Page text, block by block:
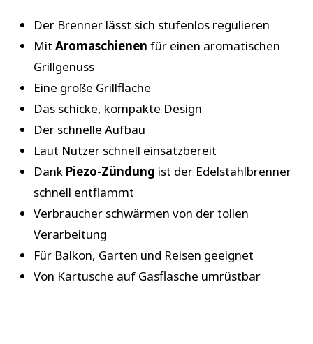
Der Brenner lässt sich stufenlos regulieren
Mit Aromaschienen für einen aromatischen
Grillgenuss
Eine große Grillfläche
Das schicke, kompakte Design
Der schnelle Aufbau
Laut Nutzer schnell einsatzbereit
Dank Piezo-Zündung ist der Edelstahlbrenner
schnell entflammt
Verbraucher schwärmen von der tollen
Verarbeitung
Für Balkon, Garten und Reisen geeignet
Von Kartusche auf Gasflasche umrüstbar